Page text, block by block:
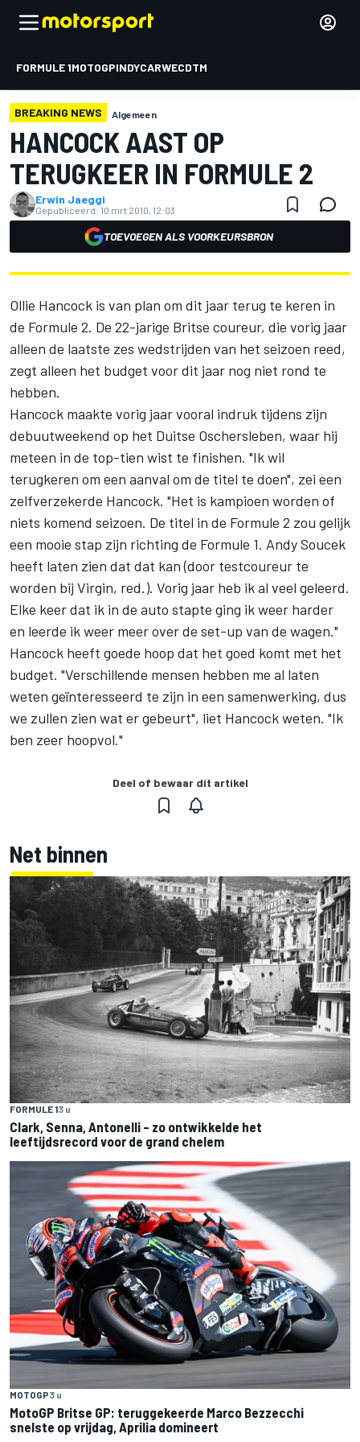
FORMULE 1MOTOGPINDYCARWECDTM
BREAKING NEWS Algemeen
HANCOCK AAST OP
TERUGKEER IN FORMULE 2
Erwin Jaeggi
Gepubliceerd: 10 mrt 2010, 12:03
TOEVOEGEN ALS VOORKEURSBRON
Ollie Hancock is van plan om dit jaar terug te keren in
de Formule 2. De 22-jarige Britse coureur, die vorig jaar
alleen de laatste zes wedstrijden van het seizoen reed,
zegt alleen het budget voor dit jaar nog niet rond te
hebben.
Hancock maakte vorig jaar vooral indruk tijdens zijn
debuutweekend op het Duitse Oschersleben, waar hij
meteen in de top-tien wist te finishen. "Ik wil
terugkeren om een aanval om de titel te doen", zei een
zelfverzekerde Hancock. "Het is kampioen worden of
niets komend seizoen. De titel in de Formule 2 zou gelijk
een mooie stap zijn richting de Formule 1. Andy Soucek
heeft laten zien dat dat kan (door testcoureur te
worden bij Virgin, red.). Vorig jaar heb ik al veel geleerd.
Elke keer dat ik in de auto stapte ging ik weer harder
en leerde ik weer meer over de set-up van de wagen."
Hancock heeft goede hoop dat het goed komt met het
budget. "Verschillende mensen hebben me al laten
weten geïnteresseerd te zijn in een samenwerking, dus
we zullen zien wat er gebeurt", liet Hancock weten. "Ik
ben zeer hoopvol."
Deel of bewaar dit artikel
Net binnen
FORMULE 13 u
Clark, Senna, Antonelli – zo ontwikkelde het
leeftijdsrecord voor de grand chelem
MOTOGP3 u
MotoGP Britse GP: teruggekeerde Marco Bezzecchi
snelste op vrijdag, Aprilia domineert